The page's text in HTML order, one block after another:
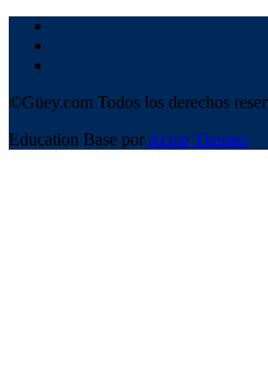
©Güey.com Todos los derechos
Education Base por Acme Themes